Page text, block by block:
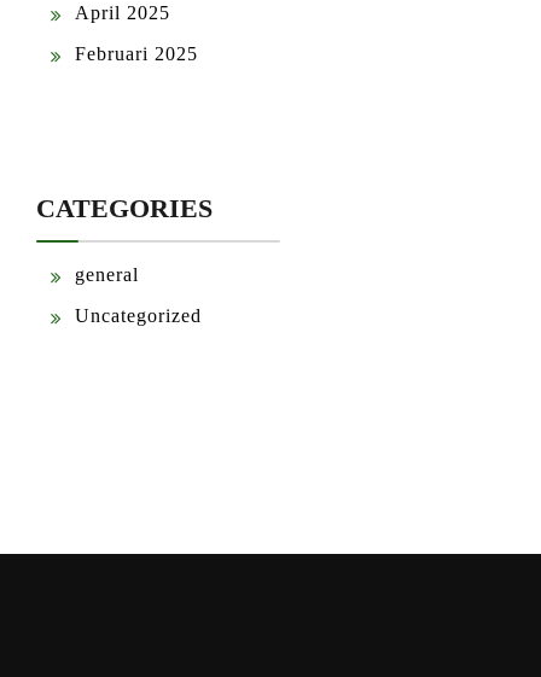
April 2025
Februari 2025
CATEGORIES
general
Uncategorized